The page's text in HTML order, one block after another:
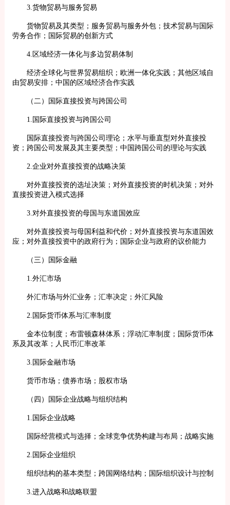
3.货物贸易与服务贸易
货物贸易及其类型；服务贸易与服务外包；技术贸易与国际
劳务合作；国际贸易的创新方式
4.区域经济一体化与多边贸易体制
经济全球化与世界贸易组织；欧洲一体化实践；其他区域自
由贸易安排；中国的区域经济合作实践
（二）国际直接投资与跨国公司
1.国际直接投资与跨国公司
国际直接投资与跨国公司理论；水平与垂直型对外直接投
资；跨国公司发展及其主要类型；中国跨国公司的理论与实践
2.企业对外直接投资的战略决策
对外直接投资的选址决策；对外直接投资的时机决策；对外
直接投资进入模式选择
3.对外直接投资的母国与东道国效应
对外直接投资与母国利益和代价；对外直接投资与东道国效
应；对外直接投资中的政府行为；国际企业与政府的议价能力
（三）国际金融
1.外汇市场
外汇市场与外汇业务；汇率决定；外汇风险
2.国际货币体系与汇率制度
金本位制度；布雷顿森林体系；浮动汇率制度；国际货币体
系及其改革；人民币汇率改革
3.国际金融市场
货币市场；债券市场；股权市场
（四）国际企业战略与组织结构
1.国际企业战略
国际经营模式与选择；全球竞争优势构建与布局；战略实施
2.国际企业组织
组织结构的基本类型；跨国网络结构；国际组织设计与控制
3.进入战略和战略联盟